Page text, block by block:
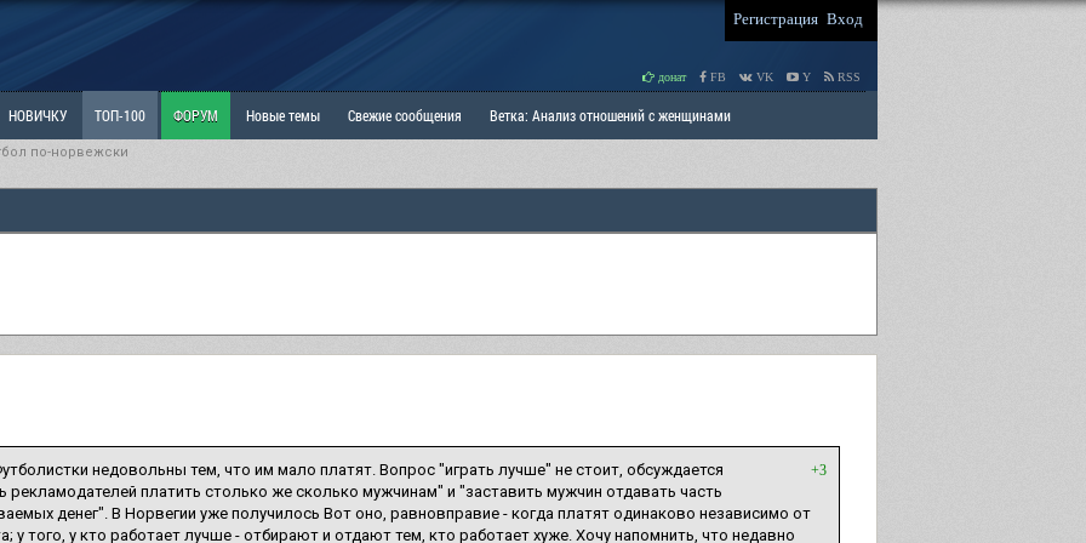
Регистрация Вход
донат FB VK Y RSS
НОВИЧКУ ТОП-100 ФОРУМ Новые темы Свежие сообщения Ветка: Анализ отношений с женщинами
Наболевшее. Выскажись!
по-норвежски
+3
недовольны тем, что им мало платят. Вопрос "играть лучше" не стоит, обсуждается
рекламодателей платить столько же сколько мужчинам" и "заставить мужчин отдавать часть
денег". В Норвегии уже получилось Вот оно, равновправие - когда платят одинаково независимо от
у того, у кто работает лучше - отбирают и отдают тем, кто работает хуже. Хочу напомнить, что недавно